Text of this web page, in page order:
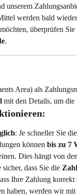
unserem
werden bald
überprüfen Sie
.
Area) als
mit den Details, um die
: Je schneller Sie
können bis zu 7
Dies hängt von den
sicher, dass Sie die
Ihre Zahlung
haben, werden wir